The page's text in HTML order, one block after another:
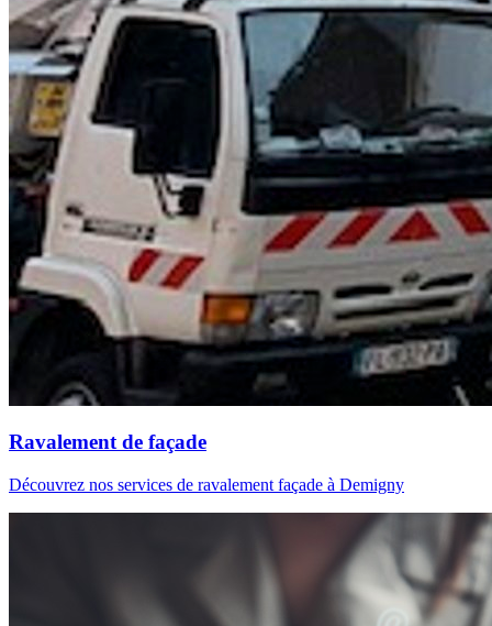
Ravalement de façade
Découvrez nos services de ravalement façade à Demigny